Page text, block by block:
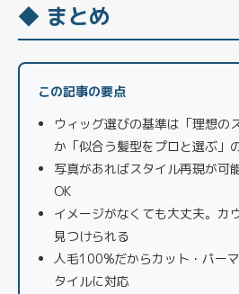
◆ まとめ
この記事の要点
ウィッグ選びの基準は「理想の
か「似合う髪型をプロと選ぶ」
写真があればスタイル再現が可
OK
イメージがなくても大丈夫。カ
見つけられる
人毛100%だからカット・パー
タイルに対応